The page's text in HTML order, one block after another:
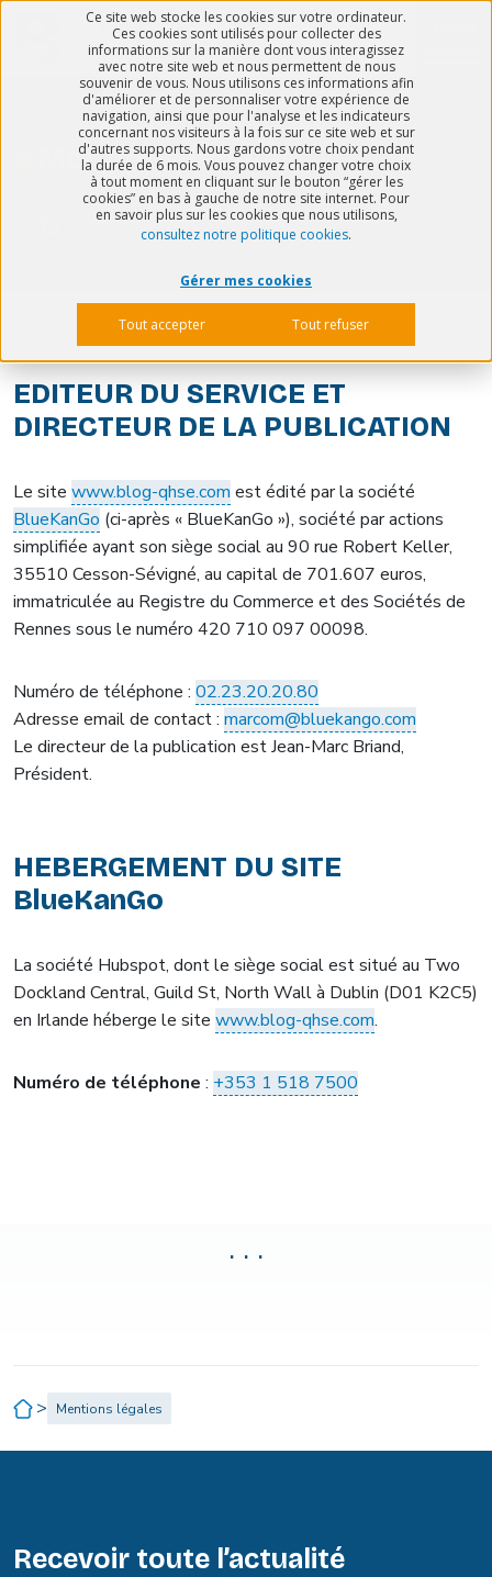
Ce site web stocke les cookies sur votre ordinateur.
Ces cookies sont utilisés pour collecter des
informations sur la manière dont vous interagissez
avec notre site web et nous permettent de nous
souvenir de vous. Nous utilisons ces informations afin
d'améliorer et de personnaliser votre expérience de
navigation, ainsi que pour l'analyse et les indicateurs
concernant nos visiteurs à la fois sur ce site web et sur
d'autres supports. Nous gardons votre choix pendant
la durée de 6 mois. Vous pouvez changer votre choix
à tout moment en cliquant sur le bouton “gérer les
cookies” en bas à gauche de notre site internet. Pour
en savoir plus sur les cookies que nous utilisons,
consultez notre politique cookies.
Gérer mes cookies
Tout accepter Tout refuser
Mentions légales
Mentions légales
EDITEUR DU SERVICE ET
DIRECTEUR DE LA PUBLICATION
Le site www.blog-qhse.com est édité par la société
BlueKanGo (ci-après « BlueKanGo »), société par actions
simplifiée ayant son siège social au 90 rue Robert Keller,
35510 Cesson-Sévigné, au capital de 701.607 euros,
immatriculée au Registre du Commerce et des Sociétés de
Rennes sous le numéro 420 710 097 00098.
Numéro de téléphone : 02.23.20.20.80
Adresse email de contact : marcom@bluekango.com
Le directeur de la publication est Jean-Marc Briand,
Président.
HEBERGEMENT DU SITE
BlueKanGo
La société Hubspot, dont le siège social est situé au Two
Dockland Central, Guild St, North Wall à Dublin (D01 K2C5)
en Irlande héberge le site www.blog-qhse.com.
Numéro de téléphone : +353 1 518 7500
. . .
> Mentions légales
Recevoir toute l’actualité